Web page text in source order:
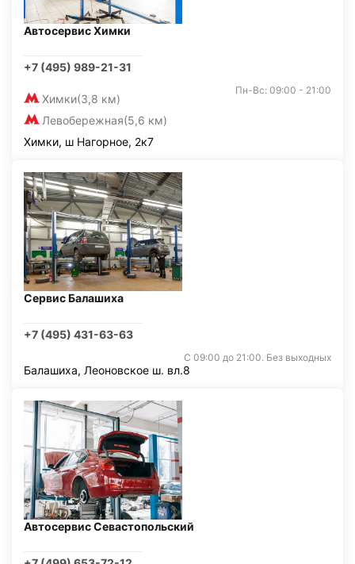
Автосервис Химки
+7 (495) 989-21-31
Химки(3,8 км)
Левобережная(5,6 км)
Пн-Вс: 09:00 - 21:00
Химки, ш Нагорное, 2к7
Сервис Балашиха
+7 (495) 431-63-63
С 09:00 до 21:00. Без выходных
Балашиха, Леоновское ш. вл.8
Автосервис Севастопольский